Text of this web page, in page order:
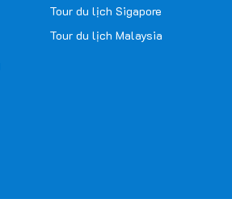
Tour du lịch Sigapore
Tour du lịch Malaysia